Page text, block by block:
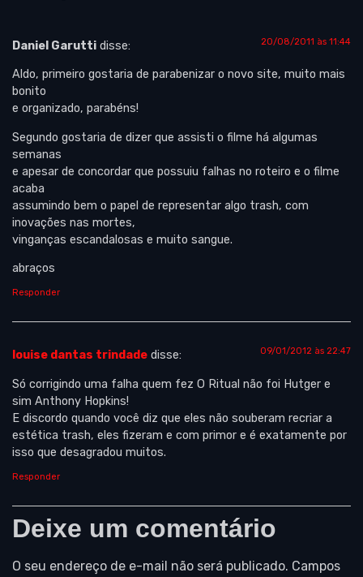
Daniel Garutti disse: 20/08/2011 às 11:44
Aldo, primeiro gostaria de parabenizar o novo site, muito mais
bonito
e organizado, parabéns!
Segundo gostaria de dizer que assisti o filme há algumas
semanas
e apesar de concordar que possuiu falhas no roteiro e o filme
acaba
assumindo bem o papel de representar algo trash, com
inovações nas mortes,
vinganças escandalosas e muito sangue.
abraços
Responder
louise dantas trindade disse: 09/01/2012 às 22:47
Só corrigindo uma falha quem fez O Ritual não foi Hutger e
sim Anthony Hopkins!
E discordo quando você diz que eles não souberam recriar a
estética trash, eles fizeram e com primor e é exatamente por
isso que desagradou muitos.
Responder
Deixe um comentário
O seu endereço de e-mail não será publicado. Campos